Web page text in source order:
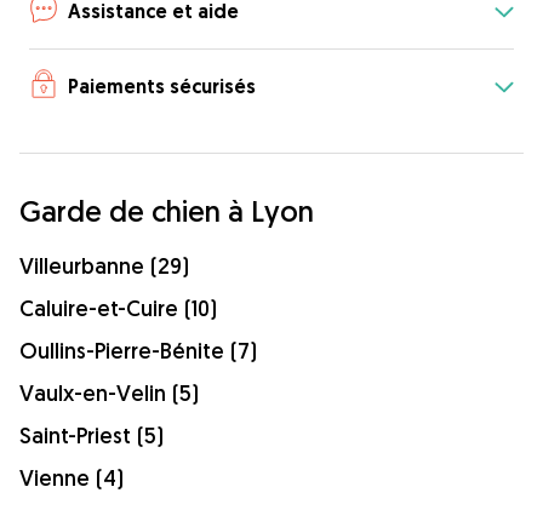
Assistance et aide
Paiements sécurisés
Garde de chien à Lyon
Villeurbanne (29)
Caluire-et-Cuire (10)
Oullins-Pierre-Bénite (7)
Vaulx-en-Velin (5)
Saint-Priest (5)
Vienne (4)